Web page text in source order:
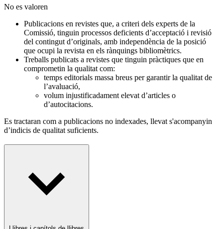
No es valoren
Publicacions en revistes que, a criteri dels experts de la
Comissió, tinguin processos deficients d’acceptació i revisió
del contingut d’originals, amb independència de la posició
que ocupi la revista en els rànquings bibliomètrics.
Treballs publicats a revistes que tinguin pràctiques que en
comprometin la qualitat com:
temps editorials massa breus per garantir la qualitat de
l’avaluació,
volum injustificadament elevat d’articles o
d’autocitacions.
Es tractaran com a publicacions no indexades, llevat s'acompanyin
d’indicis de qualitat suficients.